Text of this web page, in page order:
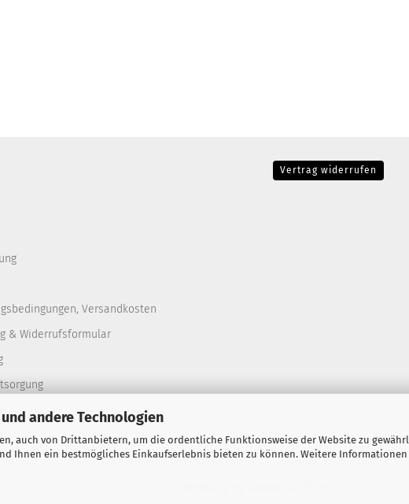
andere Technologien
auch von Drittanbietern, um die ordentliche Funktionsweise der Website zu
Ihnen ein bestmögliches Einkaufserlebnis bieten zu können. Weitere Informationen
Versandkosten
& Widerrufsformular
Vertrag widerrufen